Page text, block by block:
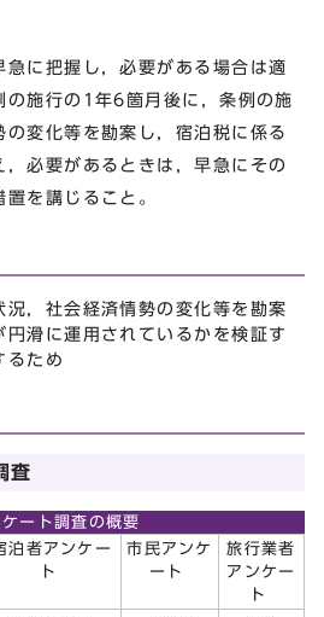
に把握し，必要がある場合は適
の施行の1年6箇月後に，条例の施
変化等を勘案し，宿泊税に係る
必要があるときは，早急にその
を講じること。
，社会経済情勢の変化等を勘案
円滑に運用されているかを検証す
るため
査
ケート調査の概要
泊者アンケー
ト
市民アンケ
ート
旅行業者
アンケー
ト